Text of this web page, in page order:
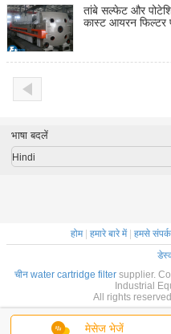
तांबे सल्फेट और
कास्ट आयरन फिल्टर
मेसेज भेजें
भाषा बदलें
Hindi
होम| हमारे बारे में| हमसे
चीन water cartridge filter supplier.
Industrial
All rights